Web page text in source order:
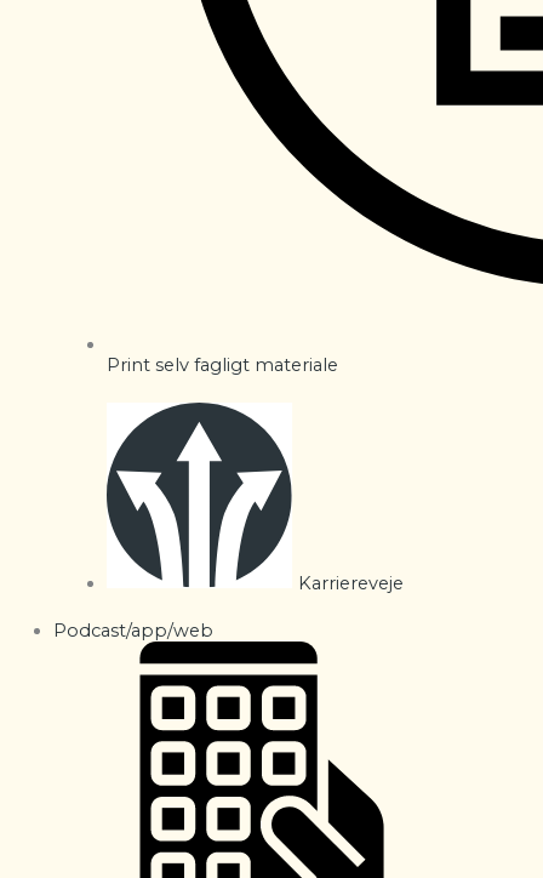
Print selv fagligt materiale
Karriereveje
Podcast/app/web